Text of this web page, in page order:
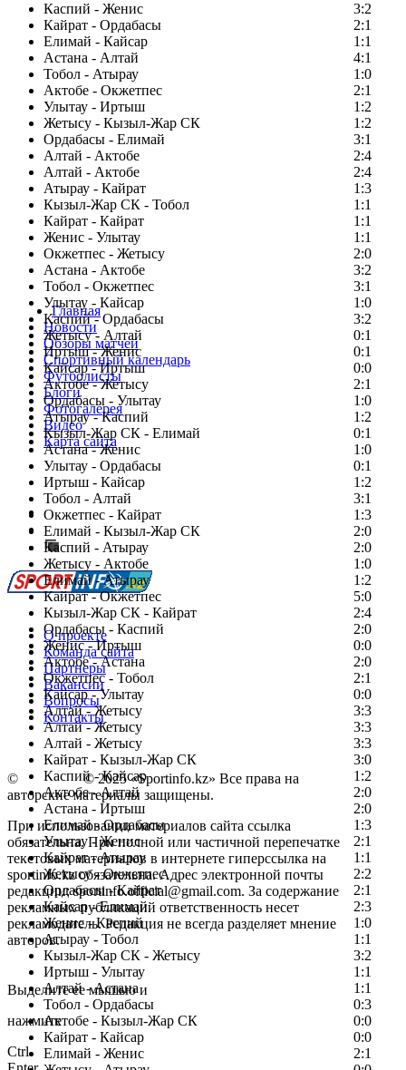
Каспий - Женис
3:2
Кайрат - Ордабасы
2:1
Елимай - Кайсар
1:1
Астана - Алтай
4:1
Тобол - Атырау
1:0
Актобе - Окжетпес
2:1
Улытау - Иртыш
1:2
Жетысу - Кызыл-Жар СК
1:2
Ордабасы - Елимай
3:1
Алтай - Актобе
2:4
Алтай - Актобе
2:4
Атырау - Кайрат
1:3
Кызыл-Жар СК - Тобол
1:1
Кайрат - Кайрат
1:1
Женис - Улытау
1:1
Окжетпес - Жетысу
2:0
Астана - Актобе
3:2
Тобол - Окжетпес
3:1
Улытау - Кайсар
1:0
Каспий - Ордабасы
3:2
Жетысу - Алтай
0:1
Иртыш - Женис
0:1
Кайсар - Иртыш
0:0
Актобе - Жетысу
2:1
Ордабасы - Улытау
1:0
Атырау - Каспий
1:2
Кызыл-Жар СК - Елимай
0:1
Астана - Женис
1:0
Улытау - Ордабасы
0:1
Иртыш - Кайсар
1:2
Тобол - Алтай
3:1
Окжетпес - Кайрат
1:3
Елимай - Кызыл-Жар СК
2:0
Каспий - Атырау
2:0
Жетысу - Актобе
1:0
Елимай - Атырау
1:2
Кайрат - Окжетпес
5:0
Кызыл-Жар СК - Кайрат
2:4
Ордабасы - Каспий
2:0
Женис - Иртыш
0:0
Актобе - Астана
2:0
Окжетпес - Тобол
2:1
Кайсар - Улытау
0:0
Алтай - Жетысу
3:3
Алтай - Жетысу
3:3
Алтай - Жетысу
3:3
Кайрат - Кызыл-Жар СК
3:0
Каспий - Кайсар
1:2
Актобе - Алтай
2:0
Астана - Иртыш
2:0
Елимай - Ордабасы
1:3
Улытау - Женис
2:1
Кайрат - Атырау
1:1
Жетысу - Окжетпес
2:2
Ордабасы - Кайрат
2:1
Кайсар - Елимай
2:3
Женис - Каспий
1:0
Атырау - Тобол
1:1
Кызыл-Жар СК - Жетысу
3:2
Иртыш - Улытау
1:1
Алтай - Астана
1:1
Тобол - Ордабасы
0:3
Актобе - Кызыл-Жар СК
0:0
Кайрат - Кайсар
0:0
Елимай - Женис
2:1
Главная
Новости
Обзоры матчей
Спортивный календарь
Футболисты
Блоги
Фотогалерея
Видео
Карта сайта
Есть идея?
Сообщить о мероприятии
Перейти на старый сайт
О проекте
Команда сайта
Партнеры
Вакансии
Вопросы
Контакты
© Copyright© 2025 «Sportinfo.kz» Все права на
авторские материалы защищены.
При использовании материалов сайта ссылка
обязательна. При полной или частичной перепечатке
текстовых материалов в интернете гиперссылка на
sportinfo.kz обязательна. Адрес электронной почты
редакции: sportinfo.official@gmail.com. За содержание
рекламных публикаций ответственность несет
рекламодатель. Редакция не всегда разделяет мнение
авторов.
Заметили ошибку в тексте?
Выделите ее мышью и
нажмите
Ctrl